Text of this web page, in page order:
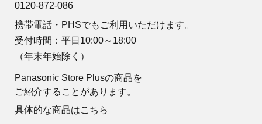
0120-872-086
携帯電話・PHSでもご利用いただけます。
受付時間：平日10:00～18:00
（年末年始除く）
Panasonic Store Plusの商品を
ご紹介することがあります。
具体的な商品はこちら